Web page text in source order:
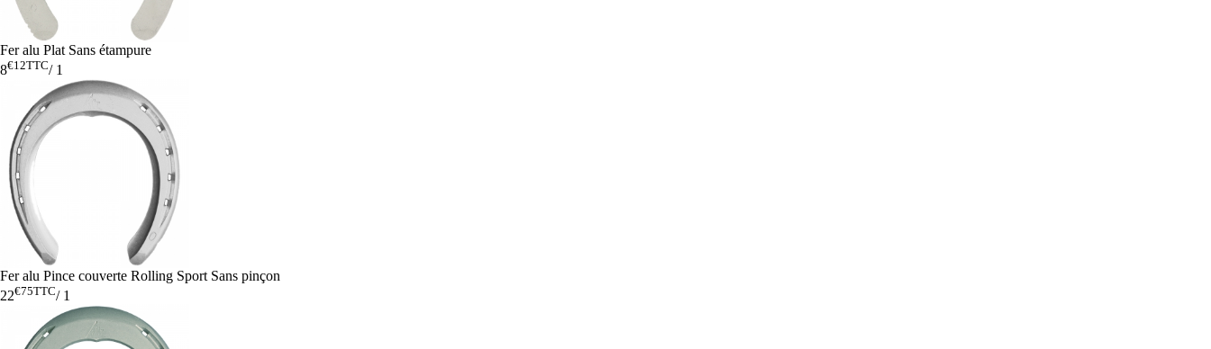
Fer alu Plat Sans étampure
8€12TTC/1
Fer alu Pince couverte Rolling Sport Sans pinçon
22€75TTC/1